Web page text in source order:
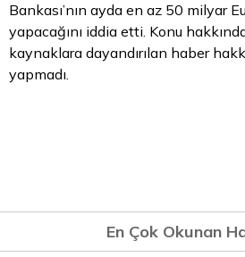
Bankası’nın ayda en az 50 milyar
yapacağını iddia etti. Konu
kaynaklara dayandırılan haber
yapmadı.
En Çok Okunan